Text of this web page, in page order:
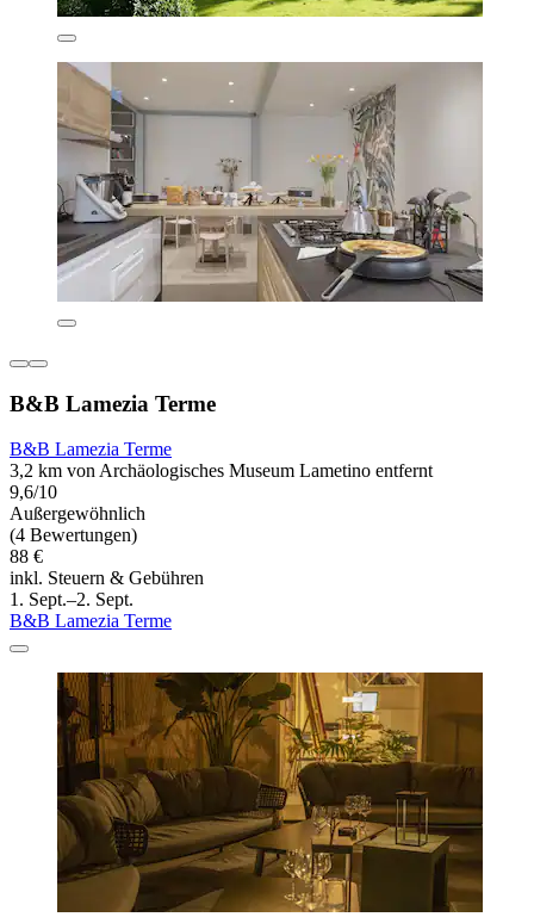
B&B Lamezia Terme
B&B Lamezia Terme
3,2 km von Archäologisches Museum Lametino entfernt
9,6/10
Außergewöhnlich
(4 Bewertungen)
88 €
inkl. Steuern & Gebühren
1. Sept.–2. Sept.
B&B Lamezia Terme